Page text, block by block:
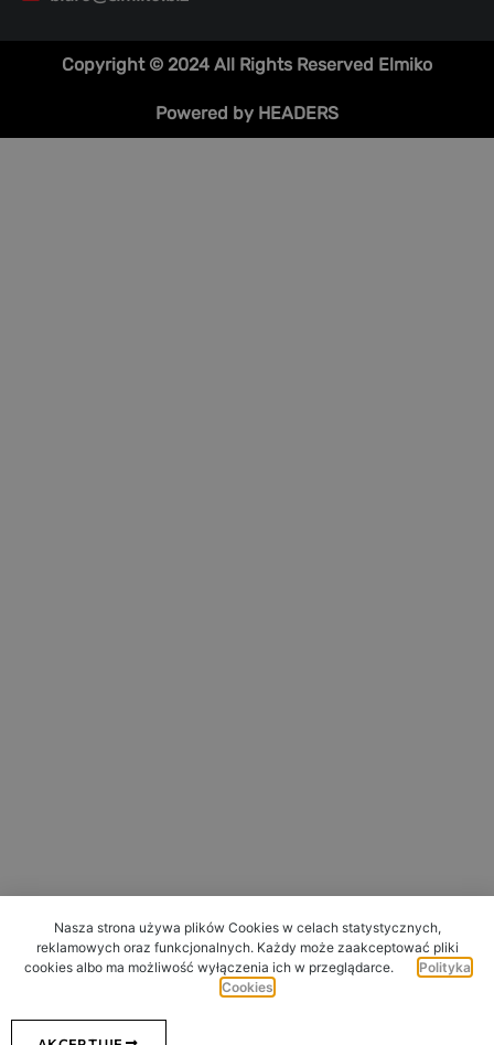
Copyright © 2024 All Rights Reserved Elmiko
Powered by HEADERS
Nasza strona używa plików Cookies w celach statystycznych,
reklamowych oraz funkcjonalnych. Każdy może zaakceptować pliki
cookies albo ma możliwość wyłączenia ich w przeglądarce.
Polityka
Cookies